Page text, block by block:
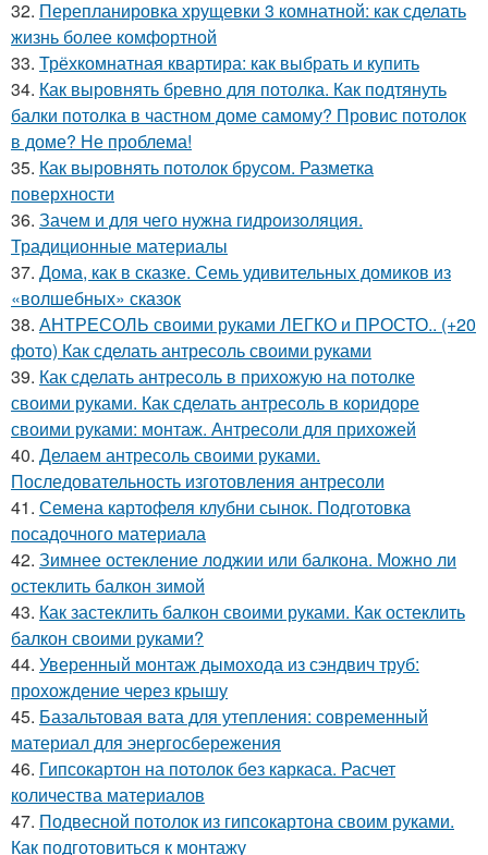
32. Перепланировка хрущевки 3 комнатной: как сделать
жизнь более комфортной
33. Трёхкомнатная квартира: как выбрать и купить
34. Как выровнять бревно для потолка. Как подтянуть
балки потолка в частном доме самому? Провис потолок
в доме? Не проблема!
35. Как выровнять потолок брусом. Разметка
поверхности
36. Зачем и для чего нужна гидроизоляция.
Традиционные материалы
37. Дома, как в сказке. Семь удивительных домиков из
«волшебных» сказок
38. АНТРЕСОЛЬ своими руками ЛЕГКО и ПРОСТО.. (+20
фото) Как сделать антресоль своими руками
39. Как сделать антресоль в прихожую на потолке
своими руками. Как сделать антресоль в коридоре
своими руками: монтаж. Антресоли для прихожей
40. Делаем антресоль своими руками.
Последовательность изготовления антресоли
41. Семена картофеля клубни сынок. Подготовка
посадочного материала
42. Зимнее остекление лоджии или балкона. Можно ли
остеклить балкон зимой
43. Как застеклить балкон своими руками. Как остеклить
балкон своими руками?
44. Уверенный монтаж дымохода из сэндвич труб:
прохождение через крышу
45. Базальтовая вата для утепления: современный
материал для энергосбережения
46. Гипсокартон на потолок без каркаса. Расчет
количества материалов
47. Подвесной потолок из гипсокартона своим руками.
Как подготовиться к монтажу